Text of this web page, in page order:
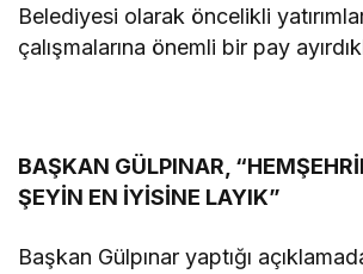
Belediyesi olarak öncelikli
çalışmalarına önemli bir pay
BAŞKAN GÜLPINAR,
ŞEYİN EN İYİSİNE LAYIK”
Başkan Gülpınar yaptığı